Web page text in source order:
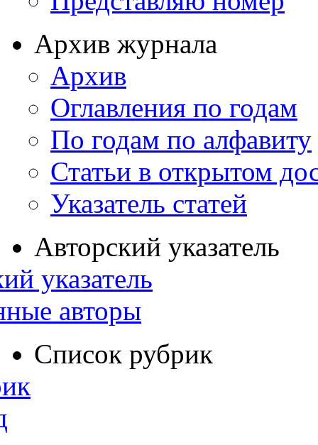
Архив журнала
Архив
Оглавления по годам
По годам по алфавиту
Статьи в открытом
Указатель статей
Авторский указатель
указатель
авторы
Список рубрик